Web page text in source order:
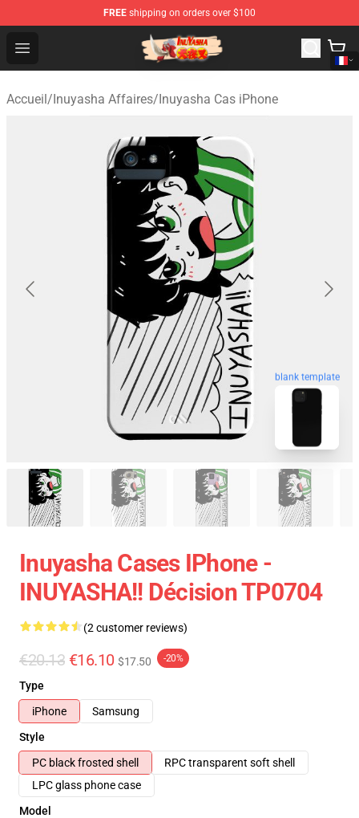
FREE shipping on orders over $100
Open menu
Inuyasha Store - Official Inuyasha Merchandise Shop
Accueil/Inuyasha Affaires/Inuyasha Cas iPhone
blank template
Inuyasha Cases IPhone -
INUYASHA!! Décision TP0704
(2 customer reviews)
€20.13 €16.10 $17.50 -20%
Type
iPhone
Samsung
Style
PC black frosted shell
RPC transparent soft shell
LPC glass phone case
Model